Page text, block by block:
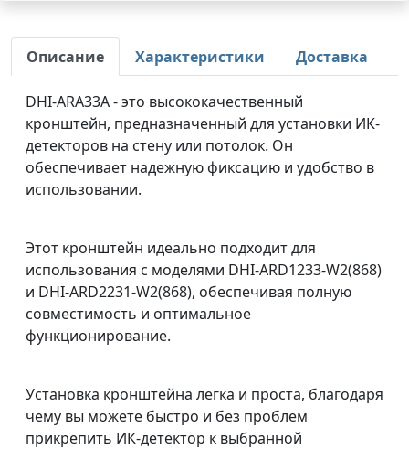
Описание Характеристики Доставка
DHI-ARA33A - это высококачественный
кронштейн, предназначенный для установки ИК-
детекторов на стену или потолок. Он
обеспечивает надежную фиксацию и удобство в
использовании.
Этот кронштейн идеально подходит для
использования с моделями DHI-ARD1233-W2(868)
и DHI-ARD2231-W2(868), обеспечивая полную
совместимость и оптимальное
функционирование.
Установка кронштейна легка и проста, благодаря
чему вы можете быстро и без проблем
прикрепить ИК-детектор к выбранной